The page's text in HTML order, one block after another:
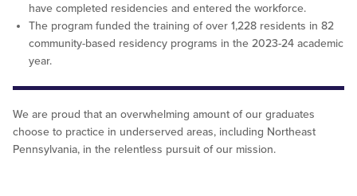
have completed residencies and entered the workforce.
The program funded the training of over 1,228 residents in 82
community-based residency programs in the 2023-24 academic
year.
We are proud that an overwhelming amount of our graduates
choose to practice in underserved areas, including Northeast
Pennsylvania, in the relentless pursuit of our mission.